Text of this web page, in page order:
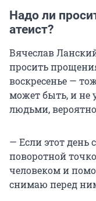
Надо ли
атеист?
Вячеслав
просить
воскресенье —
может быть, и не
людьми,
— Если этот день
поворотной
человеком и
снимаю перед